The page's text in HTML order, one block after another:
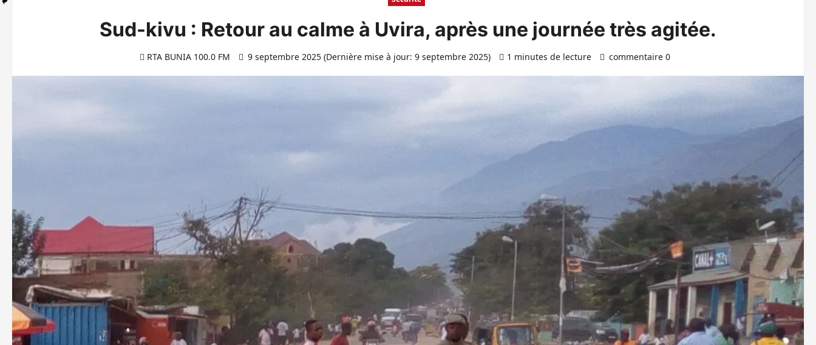
Sud-kivu : Retour au calme à Uvira, après une journée très agitée.
RTA BUNIA 100.0 FM 9 septembre 2025 (Dernière mise à jour: 9 septembre 2025) 1 minutes de lecture commentaire 0